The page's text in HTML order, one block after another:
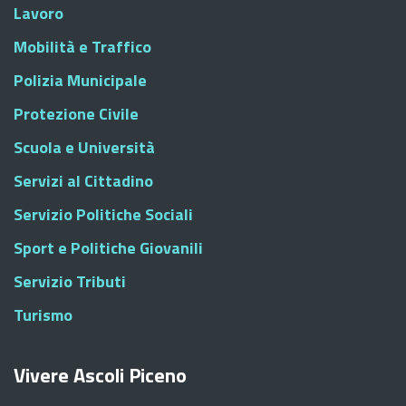
Lavoro
Mobilità e Traffico
Polizia Municipale
Protezione Civile
Scuola e Università
Servizi al Cittadino
Servizio Politiche Sociali
Sport e Politiche Giovanili
Servizio Tributi
Turismo
Vivere Ascoli Piceno